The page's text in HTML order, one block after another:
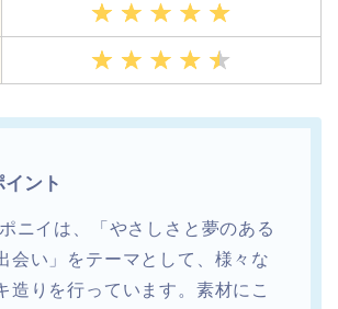
ント
ニイは、「やさしさと夢のある
会い」をテーマとして、様々な
造りを行っています。素材にこ